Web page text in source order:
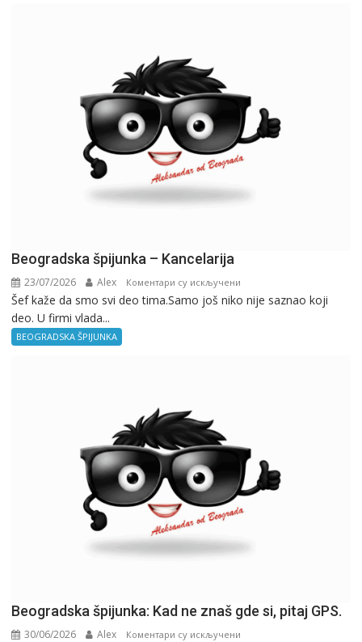
Beogradska špijunka – Kancelarija
23/07/2026 Alex Коментари су искључени
Beogradska
Šef kaže da smo svi deo tima.Samo još niko nije saznao koji
deo. U firmi vlada...
BEOGRADSKA ŠPIJUNKA
Beogradska špijunka: Kad ne znaš gde si, pitaj GPS.
30/06/2026 Alex Коментари су искључени